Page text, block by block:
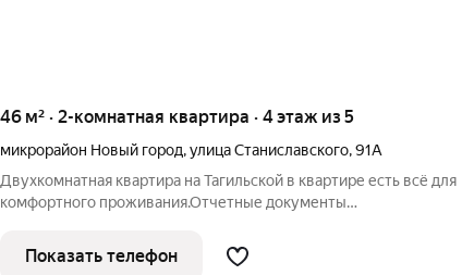
46 м² · 2-комнатная квартира · 4 этаж из 5
микрорайон Новый город,улица Станиславского,91А
Двухкомнатная квартира на Тагильской в квартире есть всё для
комфортного проживания.Отчетные документы
квартиры.От 37.0000.
Показать телефон